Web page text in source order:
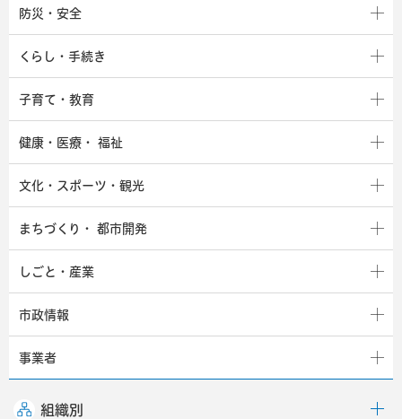
防災・安全
くらし・手続き
子育て・教育
健康・医療・ 福祉
文化・スポーツ・観光
まちづくり・ 都市開発
しごと・産業
市政情報
事業者
組織別